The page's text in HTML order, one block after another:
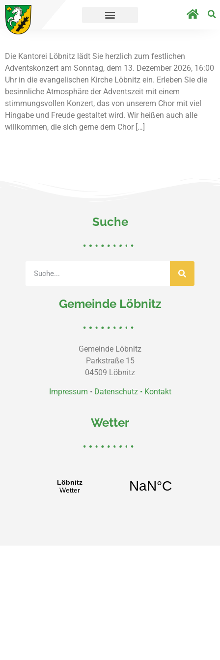
geht´s direkt zur Umfrage.
Die Kantorei Löbnitz lädt Sie herzlich zum festlichen
Adventskonzert am Sonntag, dem 13. Dezember 2026, 16:00
Uhr in die evangelischen Kirche Löbnitz ein. Erleben Sie die
besinnliche Atmosphäre der Adventszeit mit einem
stimmungsvollen Konzert, das von unserem Chor mit viel
Hingabe und Freude gestaltet wird. Wir heißen auch alle
willkommen, die sich gerne dem Chor […]
Suche
Gemeinde Löbnitz
Gemeinde Löbnitz
Parkstraße 15
04509 Löbnitz
Impressum • Datenschutz • Kontakt
Wetter